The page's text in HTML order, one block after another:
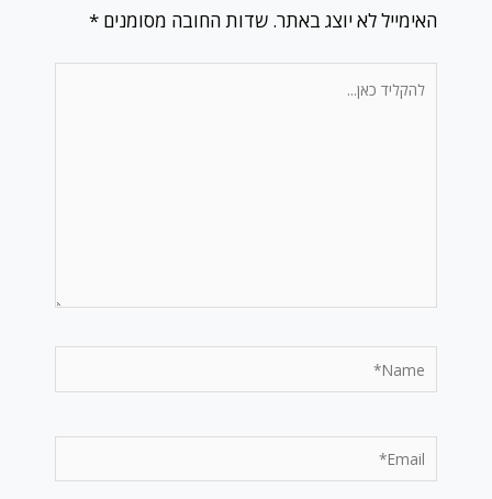
האימייל לא יוצג באתר. שדות החובה מסומנים *
כאן...
Name*
Email*